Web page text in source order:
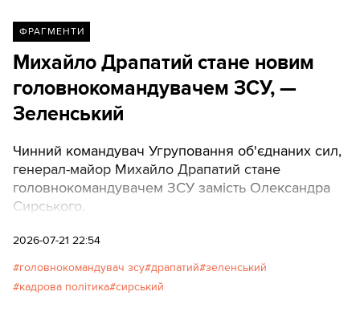
ФРАГМЕНТИ
Михайло Драпатий стане новим
головнокомандувачем ЗСУ, —
Зеленський
Чинний командувач Угруповання об'єднаних сил,
генерал-майор Михайло Драпатий стане
головнокомандувачем ЗСУ замість Олександра
Сирського.
2026-07-21 22:54
головнокомандувач зсу драпатий зеленський
кадрова політика сирський